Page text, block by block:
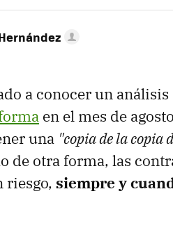
a conocer un
en el mes de
una "copia de la copia
de otra forma, las
riesgo, siempre y